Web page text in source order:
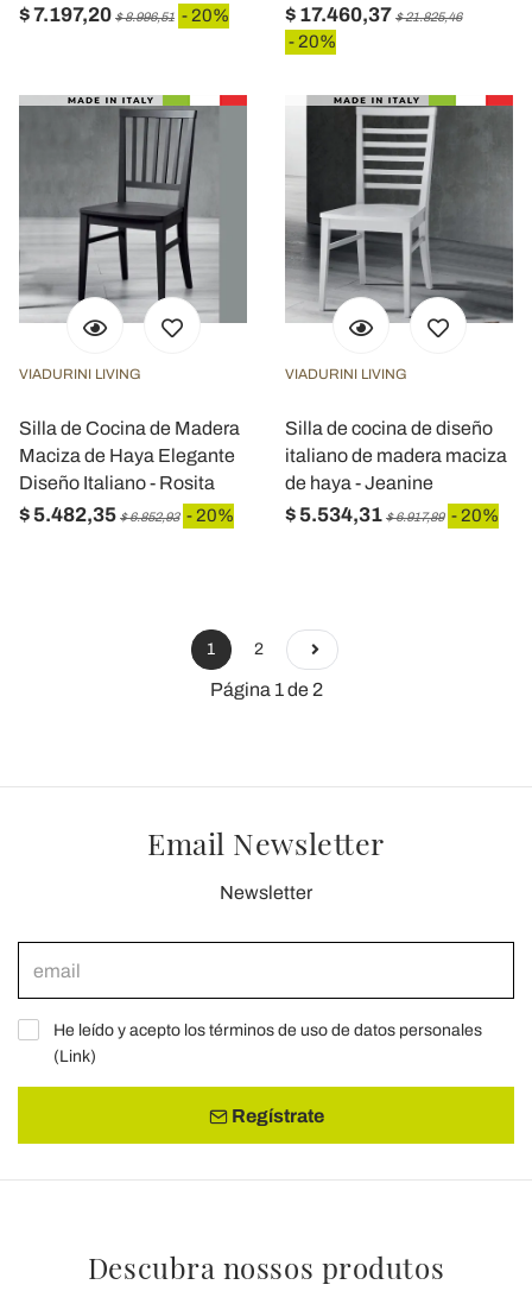
$ 7.197,20 $ 8.996,51 - 20% $ 17.460,37 $ 21.825,46
- 20%
VIADURINI LIVING
Silla de Cocina de Madera
Maciza de Haya Elegante
Diseño Italiano - Rosita
$ 5.482,35 $ 6.852,93 - 20%
VIADURINI LIVING
Silla de cocina de diseño
italiano de madera maciza
de haya - Jeanine
$ 5.534,31 $ 6.917,89 - 20%
1 2
Página 1 de 2
Email Newsletter
Newsletter
He leído y acepto los términos de uso de datos personales
(Link)
Regístrate
Descubra nossos produtos